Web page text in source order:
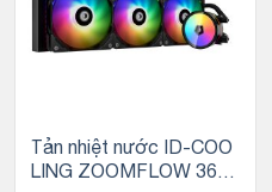
Tản nhiệt nước ID-COO
LING ZOOMFLOW 360-